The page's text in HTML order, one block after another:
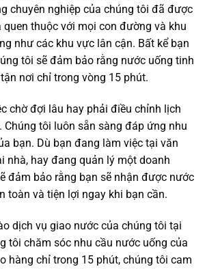
chuyên nghiệp của chúng tôi đã được
thuộc với mọi con đường và khu
như các khu vực lân cận. Bất kể bạn
tôi sẽ đảm bảo rằng nước uống tinh
nơi chỉ trong vòng 15 phút.
chờ đợi lâu hay phải điều chỉnh lịch
Chúng tôi luôn sẵn sàng đáp ứng nhu
bạn. Dù bạn đang làm việc tại văn
nhà, hay đang quản lý một doanh
đảm bảo rằng bạn sẽ nhận được nước
toàn và tiện lợi ngay khi bạn cần.
dịch vụ giao nước của chúng tôi tại
tôi chăm sóc nhu cầu nước uống của
hàng chỉ trong 15 phút, chúng tôi cam